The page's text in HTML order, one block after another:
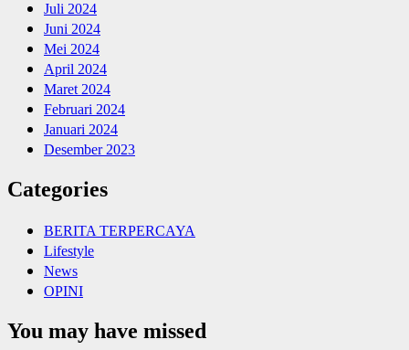
Juli 2024
Juni 2024
Mei 2024
April 2024
Maret 2024
Februari 2024
Januari 2024
Desember 2023
Categories
BERITA TERPERCAYA
Lifestyle
News
OPINI
You may have missed